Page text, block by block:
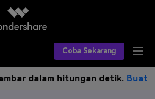
Coba Sekarang
hitungan detik.Buat